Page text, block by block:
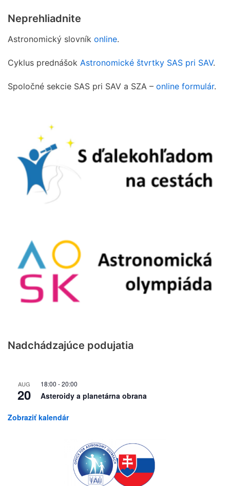
Neprehliadnite
Astronomický slovník online.
Cyklus prednášok Astronomické štvrtky SAS pri SAV.
Spoločné sekcie SAS pri SAV a SZA – online formulár.
Nadchádzajúce podujatia
AUG
20
18:00 -20:00
Asteroidy a planetárna obrana
Zobraziť kalendár